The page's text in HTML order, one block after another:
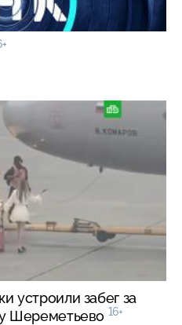
устроили забег за
Шереметьево 16+